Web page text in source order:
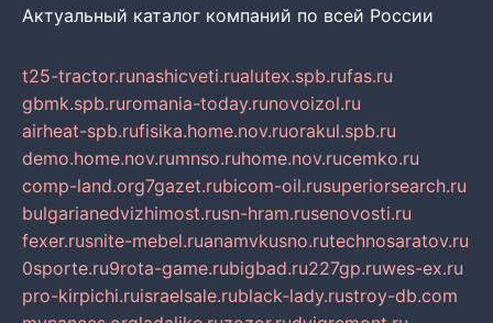
Актуальный каталог компаний по всей России
t25-tractor.runashicveti.rualutex.spb.rufas.ru
gbmk.spb.ruromania-today.runovoizol.ru
airheat-spb.rufisika.home.nov.ruorakul.spb.ru
demo.home.nov.rumnso.ruhome.nov.rucemko.ru
comp-land.org7gazet.rubicom-oil.rusuperiorsearch.ru
bulgarianedvizhimost.rusn-hram.rusenovosti.ru
fexer.rusnite-mebel.ruanamvkusno.rutechnosaratov.ru
0sporte.ru9rota-game.rubigbad.ru227gp.ruwes-ex.ru
pro-kirpichi.ruisraelsale.rublack-lady.rustroy-db.com